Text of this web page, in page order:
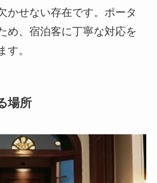
かせない存在です。 ポータ
め、宿泊客に丁寧な対応を
す。
場所